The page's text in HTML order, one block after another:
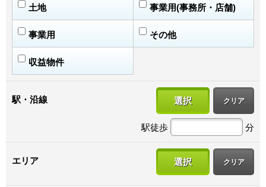
土地 事業用(事務所・店舗)
事業用 その他
収益物件
駅・沿線 選択 クリア
駅徒歩 分
エリア 選択 クリア